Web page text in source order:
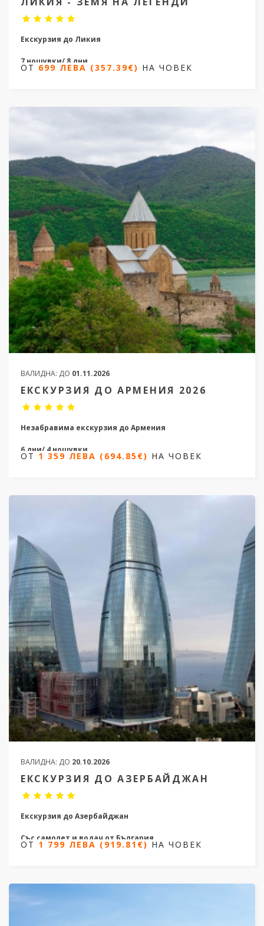
Екскурзия до Ликия
7 нощувки/ 8 дни
ОТ 699 ЛЕВА (357.39€) НА ЧОВЕК
ВАЛИДНА: ДО 01.11.2026
ЕКСКУРЗИЯ ДО АРМЕНИЯ 2026
Незабравима екскурзия до Армения
6 дни/ 4 нощувки
1 359 ЛЕВА (694.85€)
ОТ 1 359 ЛЕВА (694.85€) НА ЧОВЕК
ВАЛИДНА: ДО 20.10.2026
ЕКСКУРЗИЯ ДО АЗЕРБАЙДЖАН
Екскурзия до Азербайджан
Със самолет и водач от България
Дати от 09.04.2026 до 07.10.2026
ОТ 1 799 ЛЕВА (919.81€) НА ЧОВЕК